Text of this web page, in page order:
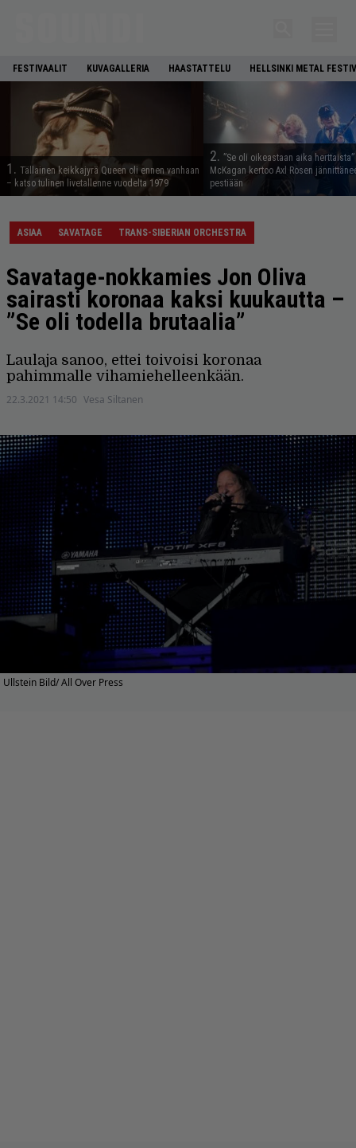
FESTIVAALIT KUVAGALLERIA HAASTATTELU HELLSINKI METAL
1. Tällainen keikkajyrä Queen oli ennen vanhaan
– katso tulinen livetallenne vuodelta 1979
2. ”Se oli oikeastaan aika
McKagan kertoo Axl Rosen
pestiään
ASIAA SAVATAGE TRANS-SIBERIAN ORCHESTRA
Savatage-nokkamies Jon Oliva
sairasti koronaa kaksi kuukautta –
”Se oli todella brutaalia”
Laulaja sanoo, ettei toivoisi koronaa
pahimmalle vihamiehelleenkään.
22.3.2021 14:50 Vesa Siltanen
Ullstein Bild/ All Over Press